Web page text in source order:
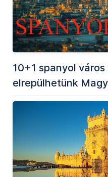
10+1 spanyol
elrepülhetünk